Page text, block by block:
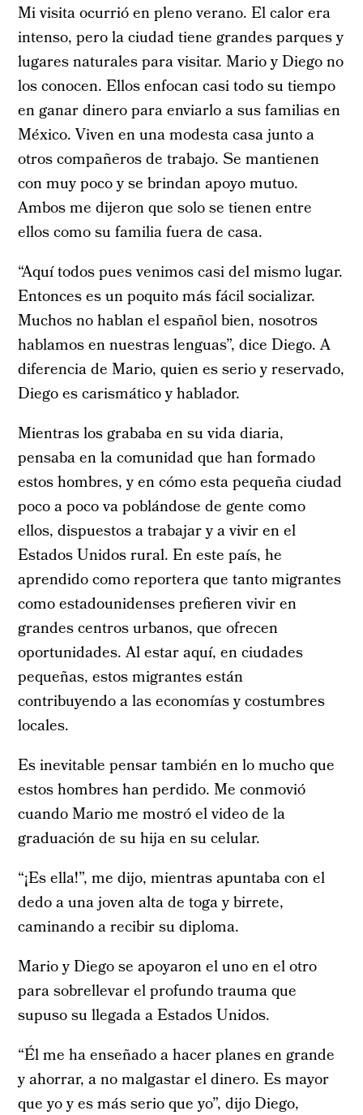
Mi visita ocurrió en pleno verano. El calor era
intenso, pero la ciudad tiene grandes parques y
lugares naturales para visitar. Mario y Diego no
los conocen. Ellos enfocan casi todo su tiempo
en ganar dinero para enviarlo a sus familias en
México. Viven en una modesta casa junto a
otros compañeros de trabajo. Se mantienen
con muy poco y se brindan apoyo mutuo.
Ambos me dijeron que solo se tienen entre
ellos como su familia fuera de casa.
“Aquí todos pues venimos casi del mismo lugar.
Entonces es un poquito más fácil socializar.
Muchos no hablan el español bien, nosotros
hablamos en nuestras lenguas”, dice Diego. A
diferencia de Mario, quien es serio y reservado,
Diego es carismático y hablador.
Mientras los grababa en su vida diaria,
pensaba en la comunidad que han formado
estos hombres, y en cómo esta pequeña ciudad
poco a poco va poblándose de gente como
ellos, dispuestos a trabajar y a vivir en el
Estados Unidos rural. En este país, he
aprendido como reportera que tanto migrantes
como estadounidenses prefieren vivir en
grandes centros urbanos, que ofrecen
oportunidades. Al estar aquí, en ciudades
pequeñas, estos migrantes están
contribuyendo a las economías y costumbres
locales.
Es inevitable pensar también en lo mucho que
estos hombres han perdido. Me conmovió
cuando Mario me mostró el video de la
graduación de su hija en su celular.
“¡Es ella!”, me dijo, mientras apuntaba con el
dedo a una joven alta de toga y birrete,
caminando a recibir su diploma.
Mario y Diego se apoyaron el uno en el otro
para sobrellevar el profundo trauma que
supuso su llegada a Estados Unidos.
“Él me ha enseñado a hacer planes en grande
y ahorrar, a no malgastar el dinero. Es mayor
que yo y es más serio que yo”, dijo Diego,